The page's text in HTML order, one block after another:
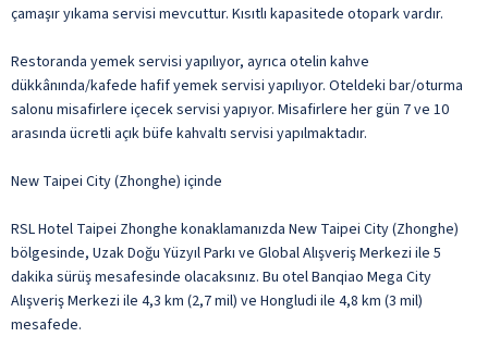
çamaşır yıkama servisi mevcuttur. Kısıtlı kapasitede otopark vardır.
Restoranda yemek servisi yapılıyor, ayrıca otelin kahve
dükkânında/kafede hafif yemek servisi yapılıyor. Oteldeki bar/oturma
salonu misafirlere içecek servisi yapıyor. Misafirlere her gün 7 ve 10
arasında ücretli açık büfe kahvaltı servisi yapılmaktadır.
New Taipei City (Zhonghe) içinde
RSL Hotel Taipei Zhonghe konaklamanızda New Taipei City (Zhonghe)
bölgesinde, Uzak Doğu Yüzyıl Parkı ve Global Alışveriş Merkezi ile 5
dakika sürüş mesafesinde olacaksınız. Bu otel Banqiao Mega City
Alışveriş Merkezi ile 4,3 km (2,7 mil) ve Hongludi ile 4,8 km (3 mil)
mesafede.